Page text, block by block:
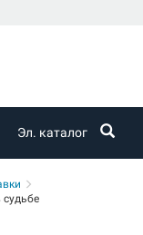
Эл. каталог
судьбе